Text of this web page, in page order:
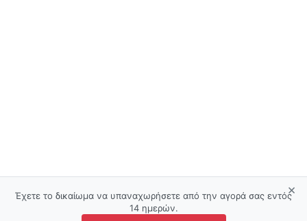
Έχετε το δικαίωμα να υπαναχωρήσετε από την αγορά σας εντός
14 ημερών.
×